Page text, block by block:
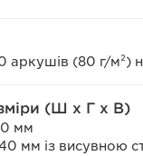
аркушів (80 г/м²)
(Ш x Г x В)
мм
мм із висувною